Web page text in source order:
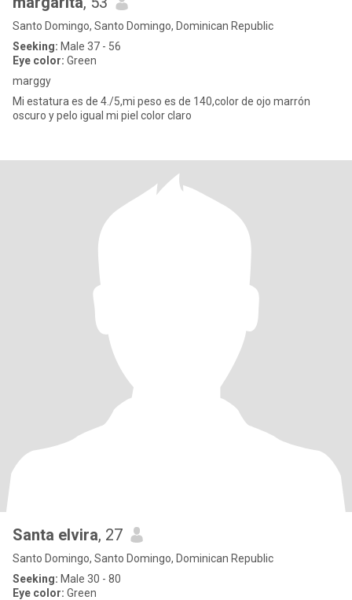
Santo Domingo, Santo Domingo, Dominican Republic
Seeking: Male 37 - 56
Eye color: Green
marggy
Mi estatura es de 4./5,mi peso es de 140,color de ojo marrón
oscuro y pelo igual mi piel color claro
Santa elvira, 27
Santo Domingo, Santo Domingo, Dominican Republic
Seeking: Male 30 - 80
Eye color: Green